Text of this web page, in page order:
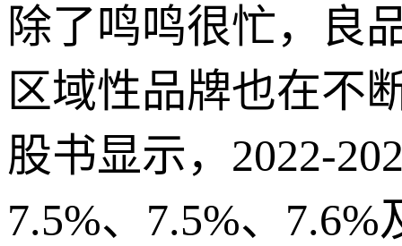
除了鸣鸣很忙，良
区域性品牌也在不
股书显示，2022-
7.5%、7.5%、